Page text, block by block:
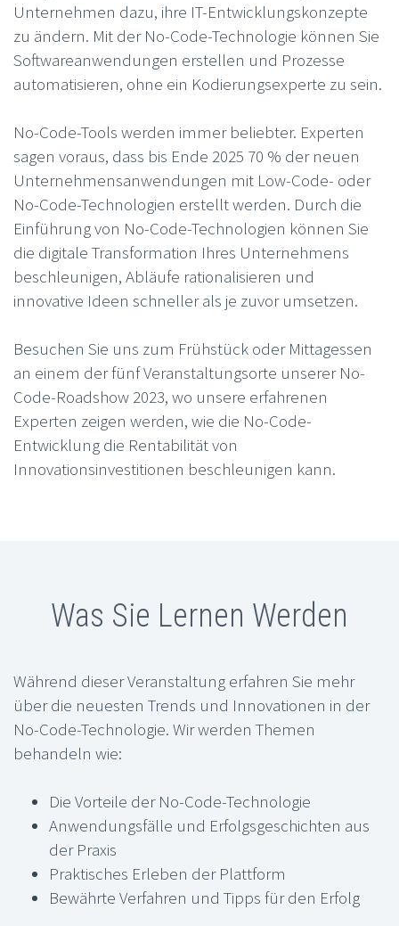
Unternehmen dazu, ihre IT-Entwicklungskonzepte
zu ändern. Mit der No-Code-Technologie können Sie
Softwareanwendungen erstellen und Prozesse
automatisieren, ohne ein Kodierungsexperte zu sein.
No-Code-Tools werden immer beliebter. Experten
sagen voraus, dass bis Ende 2025 70 % der neuen
Unternehmensanwendungen mit Low-Code- oder
No-Code-Technologien erstellt werden. Durch die
Einführung von No-Code-Technologien können Sie
die digitale Transformation Ihres Unternehmens
beschleunigen, Abläufe rationalisieren und
innovative Ideen schneller als je zuvor umsetzen.
Besuchen Sie uns zum Frühstück oder Mittagessen
an einem der fünf Veranstaltungsorte unserer No-
Code-Roadshow 2023, wo unsere erfahrenen
Experten zeigen werden, wie die No-Code-
Entwicklung die Rentabilität von
Innovationsinvestitionen beschleunigen kann.
Was Sie Lernen Werden
Während dieser Veranstaltung erfahren Sie mehr
über die neuesten Trends und Innovationen in der
No-Code-Technologie. Wir werden Themen
behandeln wie:
Die Vorteile der No-Code-Technologie
Anwendungsfälle und Erfolgsgeschichten aus
der Praxis
Praktisches Erleben der Plattform
Bewährte Verfahren und Tipps für den Erfolg